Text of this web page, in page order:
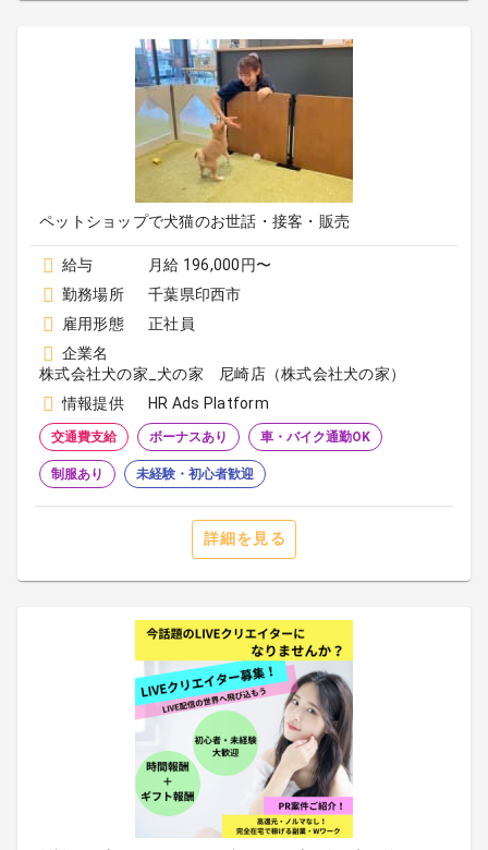
ペットショップで犬猫のお世話・接客・販売
給与
月給 196,000円〜
勤務場所
千葉県印西市
雇用形態
正社員
企業名
株式会社犬の家_犬の家 尼崎店（株式会社犬の家）
情報提供
HR Ads Platform
交通費支給 ボーナスあり 車・バイク通勤OK
制服あり 未経験・初心者歓迎
詳細を見る